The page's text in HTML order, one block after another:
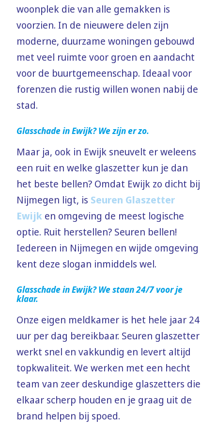
woonplek die van alle gemakken is
voorzien. In de nieuwere delen zijn
moderne, duurzame woningen gebouwd
met veel ruimte voor groen en aandacht
voor de buurtgemeenschap. Ideaal voor
forenzen die rustig willen wonen nabij de
stad.
Glasschade in Ewijk? We zijn er zo.
Maar ja, ook in Ewijk sneuvelt er weleens
een ruit en welke glaszetter kun je dan
het beste bellen? Omdat Ewijk zo dicht bij
Nijmegen ligt, is Seuren Glaszetter
Ewijken omgeving de meest logische
optie. Ruit herstellen? Seuren bellen!
Iedereen in Nijmegen en wijde omgeving
kent deze slogan inmiddels wel.
Glasschade in Ewijk? We staan 24/7 voor je
klaar.
Onze eigen meldkamer is het hele jaar 24
uur per dag bereikbaar. Seuren glaszetter
werkt snel en vakkundig en levert altijd
topkwaliteit. We werken met een hecht
team van zeer deskundige glaszetters die
elkaar scherp houden en je graag uit de
brand helpen bij spoed.